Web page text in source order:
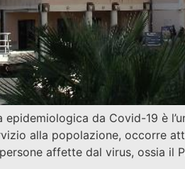
epidemiologica da Covid-19 è
alla popolazione, occorre
affette dal virus, ossia il